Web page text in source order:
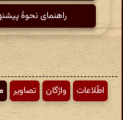
راهنمای نحوهٔ
اطّلاعات واژگان تصاویر